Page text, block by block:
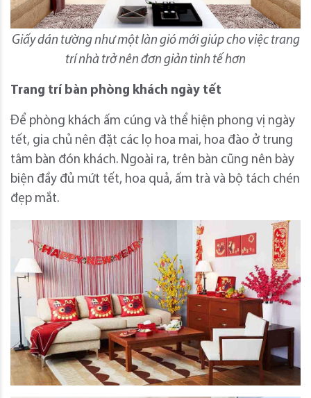
Giấy dán tường như một làn gió mới giúp cho việc trang
trí nhà trở nên đơn giản tinh tế hơn
Trang trí bàn phòng khách ngày tết
Để phòng khách ấm cúng và thể hiện phong vị ngày
tết, gia chủ nên đặt các lọ hoa mai, hoa đào ở trung
tâm bàn đón khách. Ngoài ra, trên bàn cũng nên bày
biện đầy đủ mứt tết, hoa quả, ấm trà và bộ tách chén
đẹp mắt.